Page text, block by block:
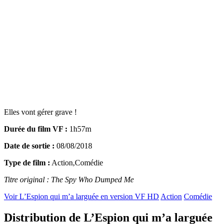
Elles vont gérer grave !
Durée du film VF : 1h57m
Date de sortie : 08/08/2018
Type de film : Action,Comédie
Titre original : The Spy Who Dumped Me
Voir L’Espion qui m’a larguée en version VF HD Action Comédie
Distribution de L’Espion qui m’a larguée